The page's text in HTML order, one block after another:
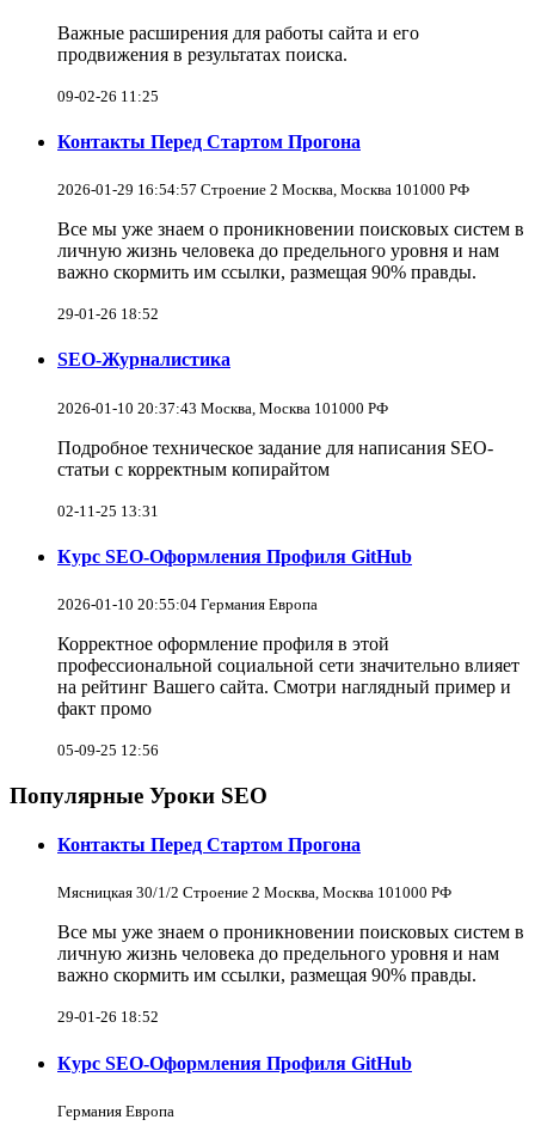
Важные расширения для работы сайта и его
продвижения в результатах поиска.
09-02-26 11:25
Контакты Перед Стартом Прогона
2026-01-29 16:54:57 Строение 2 Москва, Москва 101000 РФ
Все мы уже знаем о проникновении поисковых систем в
личную жизнь человека до предельного уровня и нам
важно скормить им ссылки, размещая 90% правды.
29-01-26 18:52
SEO-Журналистика
2026-01-10 20:37:43 Москва, Москва 101000 РФ
Подробное техническое задание для написания SEO-
статьи с корректным копирайтом
02-11-25 13:31
Курс SEO-Оформления Профиля GitHub
2026-01-10 20:55:04 Германия Европа
Корректное оформление профиля в этой
профессиональной социальной сети значительно влияет
на рейтинг Вашего сайта. Смотри наглядный пример и
факт промо
05-09-25 12:56
Популярные Уроки SEO
Контакты Перед Стартом Прогона
Мясницкая 30/1/2 Строение 2 Москва, Москва 101000 РФ
Все мы уже знаем о проникновении поисковых систем в
личную жизнь человека до предельного уровня и нам
важно скормить им ссылки, размещая 90% правды.
29-01-26 18:52
Курс SEO-Оформления Профиля GitHub
Германия Европа